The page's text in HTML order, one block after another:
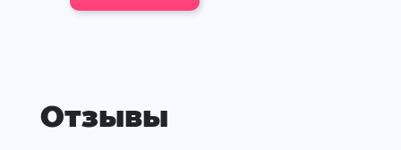
Отзывы